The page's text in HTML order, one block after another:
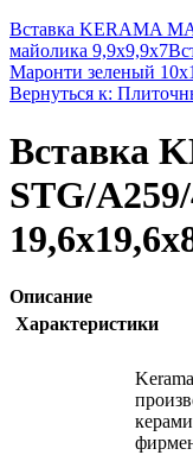
Вставка KERAMA
майолика 9,9х9,9х7
Маронти зеленый
Вернуться к:
Вставка
STG/
Описание
Характеристики